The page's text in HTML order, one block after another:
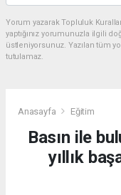
Yorum yazarak Topluluk
yaptığınız yorumunuzla ilgili
üstleniyorsunuz. Yazılan tüm
tutulamaz.
Anasayfa Eğitim
Basın ile
yıllık